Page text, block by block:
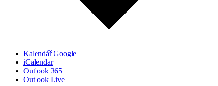
Kalendář Google
iCalendar
Outlook 365
Outlook Live